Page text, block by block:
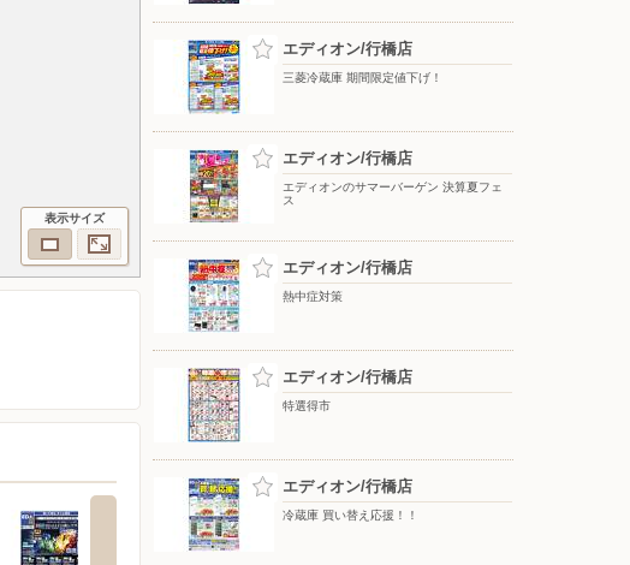
表示サイズ
エディオン/行橋店
三菱冷蔵庫 期間限定値下げ！
エディオン/行橋店
エディオンのサマーバーゲン 決算夏フェ
ス
エディオン/行橋店
熱中症対策
エディオン/行橋店
特選得市
エディオン/行橋店
冷蔵庫 買い替え応援！！